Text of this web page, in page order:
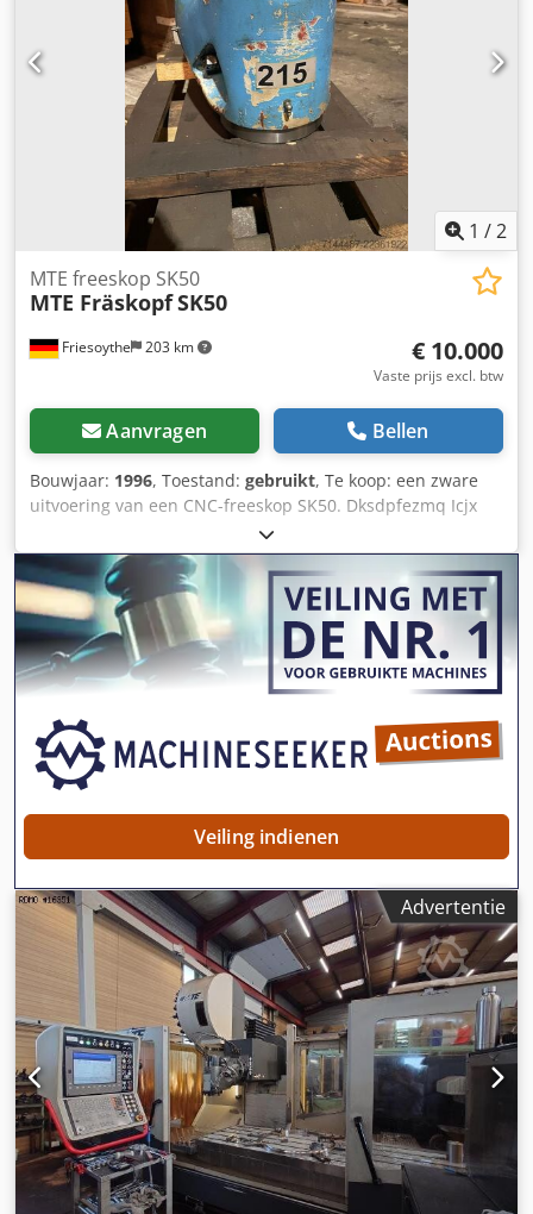
Kompakt. Dkodemdqx Hspfx Afler Siegfried Volz
gereedschapsmachines Rüschebrinkstr. 151-153 DE -
44143 Dortmund - Wambel
1 /2
Friesoythe 203 km
MTE freeskop SK50
MTE FräskopfSK50
€ 10.000
Vaste prijs excl. btw
Aanvragen Bellen
Bouwjaar: 1996, Toestand: gebruikt, Te koop: een zware
uitvoering van een CNC-freeskop SK50. Dksdpfezmq Icjx
Aflor Het betreft een universele freeskop in zware
uitvoering, geschikt voor SK 50-opnames. Direct inzetbaar.
Handmatig draaibaar, zonder interne koeling. Geschikt
voor verschillende machines, zoals CME, MTE, enz.
Optimale spanning, concentriciteit en soepele werking.
Kan op onze machines worden getest. Gedemonteerd van
een MTE BF2200, die tot het einde van de
ons op bij interesse. De prijs is exclusief transport!
Veiling indienen
Advertentie